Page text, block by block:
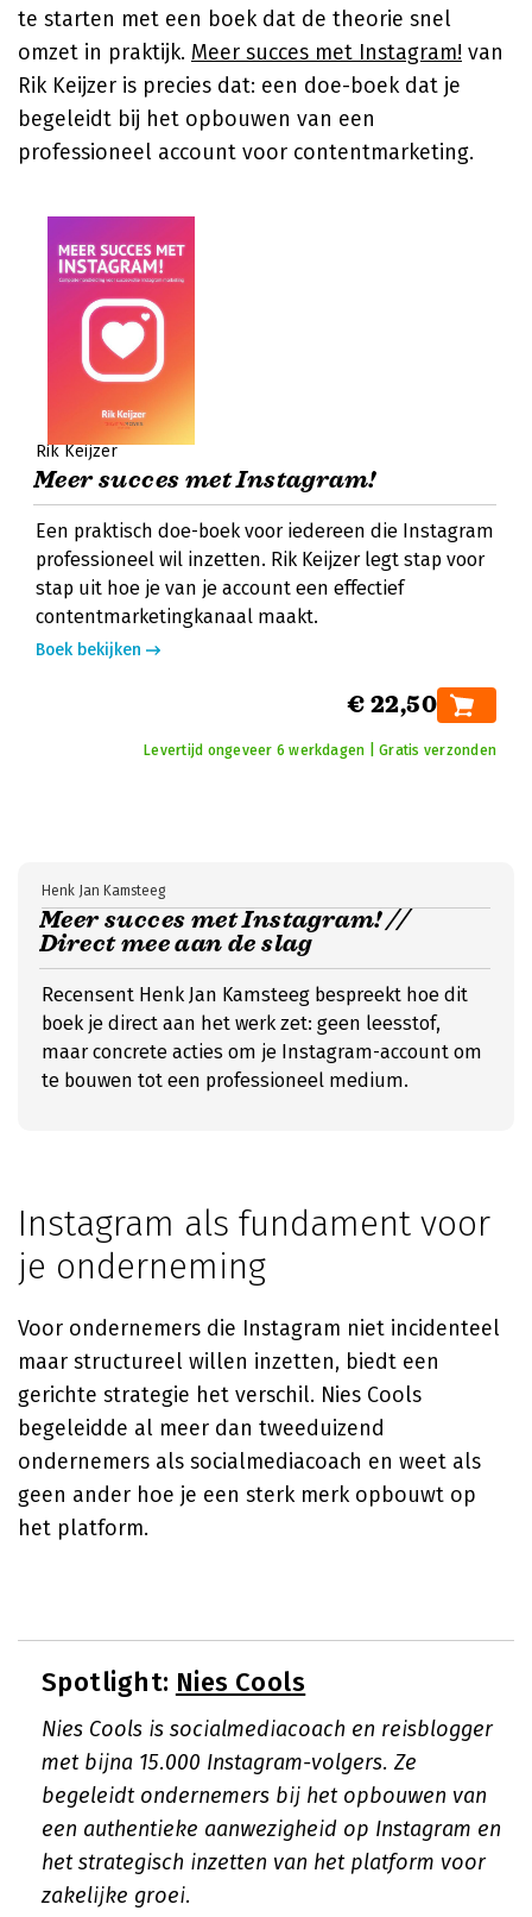
te starten met een boek dat de theorie snel
omzet in praktijk. Meer succes met Instagram! van
Rik Keijzer is precies dat: een doe-boek dat je
begeleidt bij het opbouwen van een
professioneel account voor contentmarketing.
Rik Keijzer
Meer succes met Instagram!
Een praktisch doe-boek voor iedereen die Instagram
professioneel wil inzetten. Rik Keijzer legt stap voor
stap uit hoe je van je account een effectief
contentmarketingkanaal maakt.
Boek bekijken
€ 22,50
Levertijd ongeveer 6 werkdagen | Gratis verzonden
Meer succes met Instagram! //
Direct mee aan de slag
Henk Jan Kamsteeg
Recensent Henk Jan Kamsteeg bespreekt hoe dit
boek je direct aan het werk zet: geen leesstof,
maar concrete acties om je Instagram-account om
te bouwen tot een professioneel medium.
Instagram als fundament voor
je onderneming
Voor ondernemers die Instagram niet incidenteel
maar structureel willen inzetten, biedt een
gerichte strategie het verschil. Nies Cools
begeleidde al meer dan tweeduizend
ondernemers als socialmediacoach en weet als
geen ander hoe je een sterk merk opbouwt op
het platform.
Spotlight: Nies Cools
Nies Cools is socialmediacoach en reisblogger
met bijna 15.000 Instagram-volgers. Ze
begeleidt ondernemers bij het opbouwen van
een authentieke aanwezigheid op Instagram en
het strategisch inzetten van het platform voor
zakelijke groei.